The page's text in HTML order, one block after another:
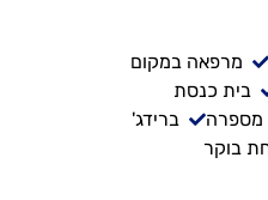
מרפאה במקום
בית כנסת
מספרה
ברידג'
בוקר